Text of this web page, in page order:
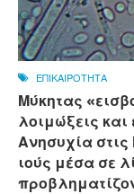
ΕΠΙΚΑΙΡΟΤΗΤΑ
Μύκητας
λοιμώξεις
Ανησυχία
ιούς μέσα σε